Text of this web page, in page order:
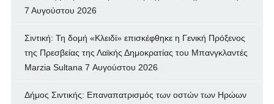
7 Αυγούστου 2026
Σιντική: Τη δομή «Κλειδί» επισκέφθηκε η Γενική Πρόξενος
της Πρεσβείας της Λαϊκής Δημοκρατίας του Μπανγκλαντές
Marzia Sultana 7 Αυγούστου 2026
Δήμος Σιντικής: Επαναπατρισμός των oστών των Ηρώων